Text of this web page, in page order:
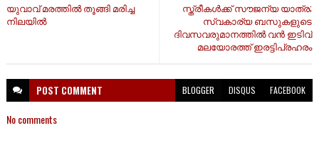
സ്ത്രീകൾക്ക് സൗജന്യ യാത്ര;
സ്വകാര്യ ബസുകളുടെ
ദിവസവരുമാനത്തിൽ വൻ ഇടിവ്
മലയോരത്ത് ഇരട്ടിപ്രഹരം
യുവാവ് മരത്തിൽ തൂങ്ങി മരിച്ച
നിലയിൽ
POST COMMENT BLOGGER DISQUS FACEBOOK
No comments